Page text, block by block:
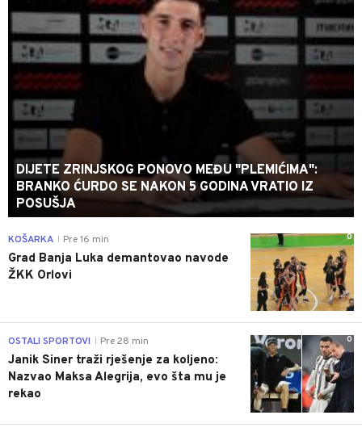
DIJETE ZRINJSKOG PONOVO MEĐU "PLEMIĆIMA":
BRANKO ĆURDO SE NAKON 5 GODINA VRATIO IZ
POSUŠJA
0
KOŠARKA Pre 16 min
Grad Banja Luka demantovao navode
ŽKK Orlovi
0
OSTALI SPORTOVI Pre 28 min
Janik Siner traži rješenje za koljeno:
Nazvao Maksa Alegrija, evo šta mu je
rekao